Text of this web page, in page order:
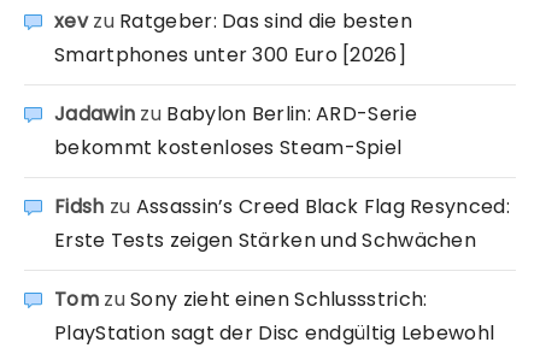
xevzu Ratgeber: Das sind die besten
Smartphones unter 300 Euro [2026]
Jadawin zu Babylon Berlin: ARD-Serie
bekommt kostenloses Steam-Spiel
Fidsh zu Assassin’s Creed Black Flag Resynced:
Erste Tests zeigen Stärken und Schwächen
TomzuSony zieht einen Schlussstrich:
PlayStation sagt der Disc endgültig Lebewohl